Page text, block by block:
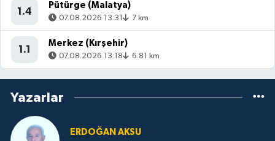
1.4
Pütürge (Malatya)
07.08.2026 13:31 7 km
1.1
Merkez (Kırşehir)
07.08.2026 13:18 6.81 km
Yazarlar
ERDOĞAN AKSU